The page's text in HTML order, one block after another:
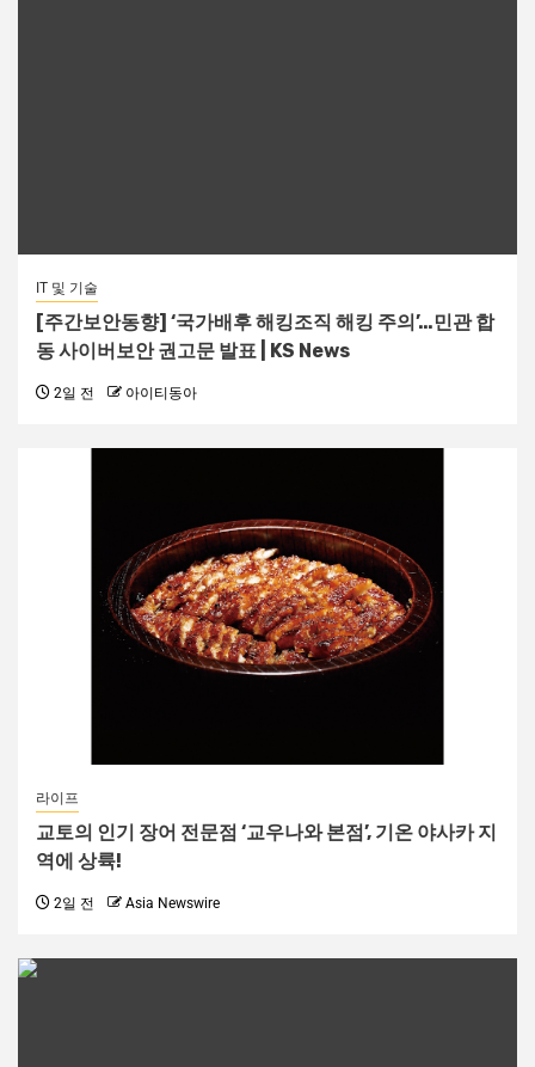
IT 및 기술
[주간보안동향] ‘국가배후 해킹조직 해킹 주의’…민관 합
동 사이버보안 권고문 발표 | KS News
2일 전 아이티동아
라이프
교토의 인기 장어 전문점 ‘교우나와 본점’, 기온 야사카 지
역에 상륙!
2일 전 Asia Newswire